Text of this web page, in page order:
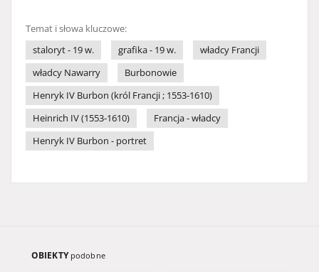
Temat i słowa kluczowe:
staloryt - 19 w.
grafika - 19 w.
władcy Francji
władcy Nawarry
Burbonowie
Henryk IV Burbon (król Francji ; 1553-1610)
Heinrich IV (1553-1610)
Francja - władcy
Henryk IV Burbon - portret
OBIEKTY podobne